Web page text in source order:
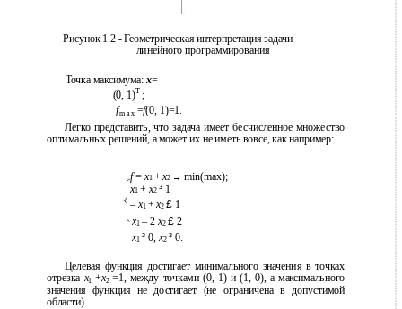
Рисунок 1.2 - Геометрическая интерпретация задачи
линейного программирования
Точка максимума: x=
(0, 1)T ;
fm a x =f(0, 1)=1.
Легко представить, что задача имеет бесчисленное множество
оптимальных решений, а может их не иметь вовсе, как например:
f= x1 +x2 →min(max);
x1+ x2 ³ 1
– x1 +x2 £ 1
x1 – 2 x2 £ 2
x1 ³0, x2 ³ 0.
Целевая функция достигает минимального значения в точках
отрезка x1 +x2=1, между точками (0, 1) и (1, 0), а максимального
значения функция не достигает (не ограничена в допустимой
области).